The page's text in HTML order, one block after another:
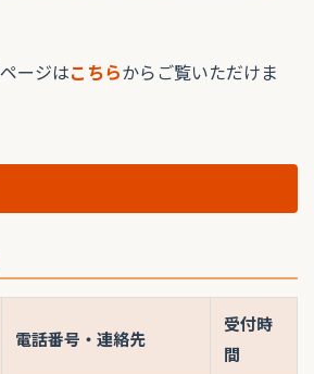
ージはこちらからご覧いただけま
電話番号・連絡先
受付時
間